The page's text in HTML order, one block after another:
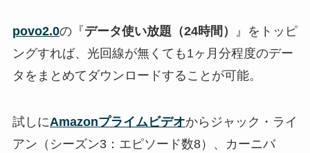
povo2.0の『データ使い放題（24時間）
』をトッピ
ングすれば、光回線が無くても1ヶ月分程度のデー
タをまとめてダウンロードすることが可能。
試しにAmazonプライムビデオからジャック・ライ
アン（シーズン3：エピソード数8）、カーニバ